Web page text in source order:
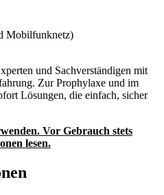
Mobilfunknetz)
und Sachverständigen mit
Zur Prophylaxe und im
Lösungen, die einfach, sicher
Vor Gebrauch stets
lesen.